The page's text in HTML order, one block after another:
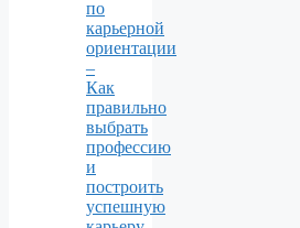
по
карьерной
ориентации
–
Как
правильно
выбрать
профессию
и
построить
успешную